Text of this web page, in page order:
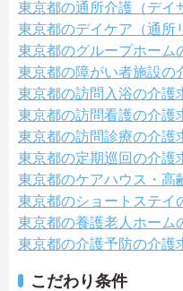
東京都の通所介護（デイ
東京都のデイケア（通所
東京都のグループホーム
東京都の障がい者施設の
東京都の訪問入浴の介護
東京都の訪問看護の介護
東京都の訪問診療の介護
東京都の定期巡回の介護
東京都のケアハウス・高
東京都のショートステイ
東京都の養護老人ホーム
東京都の介護予防の介護
こだわり条件